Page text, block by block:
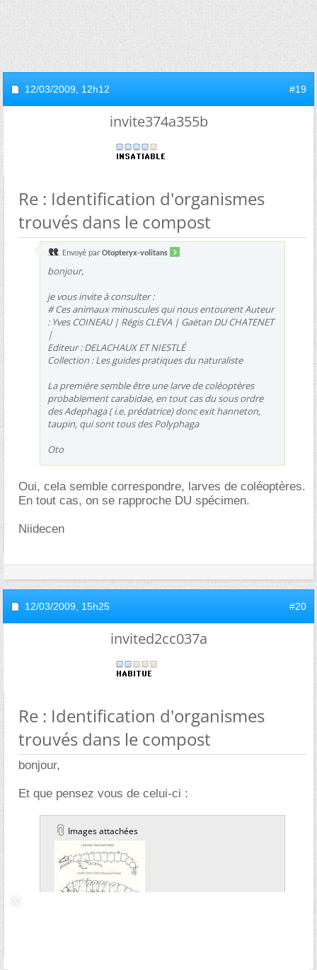
12/03/2009, 12h12 #19
invite374a355b
Re : Identification d'organismes
trouvés dans le compost
Envoyé par Otopteryx-volitans
bonjour,
je vous invite à consulter :
# Ces animaux minuscules qui nous entourent Auteur
: Yves COINEAU | Régis CLEVA | Gaëtan DU CHATENET
|
Editeur : DELACHAUX ET NIESTLÉ
Collection : Les guides pratiques du naturaliste
La première semble être une larve de coléoptères
probablement carabidae, en tout cas du sous ordre
desAdephaga( i.e. prédatrice) donc exit hanneton,
taupin, qui sont tous desPolyphaga
Oto
Oui, cela semble correspondre, larves de coléoptères.
En tout cas, on se rapproche DU spécimen.
Niidecen
12/03/2009, 15h25 #20
invited2cc037a
Re : Identification d'organismes
trouvés dans le compost
bonjour,
Et que pensez vous de celui-ci :
Images attachées